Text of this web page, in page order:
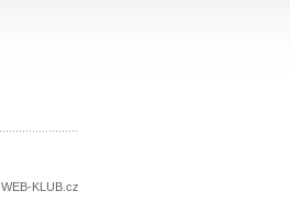
WEB-KLUB.cz